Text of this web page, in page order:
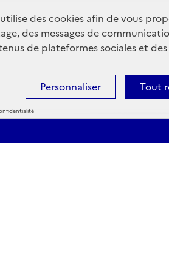
des cookies afin de vous
des messages de
de plateformes sociales et
Tout
Personnaliser